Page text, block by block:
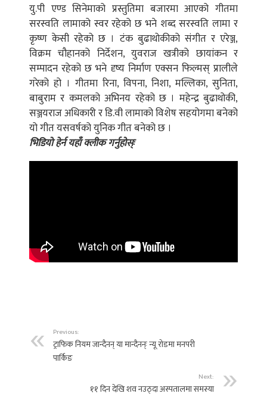
यु.पी एण्ड सिनेमाको प्रस्तुतिमा बजारमा आएको गीतमा
सरस्वति लामाको स्वर रहेको छ भने शब्द सरस्वति लामा र
कृष्ण केसी रहेको छ । टंक बुढाथोकीको संगीत र एरेञ्ज,
विक्रम चौहानको निर्देशन, युवराज खत्रीको छायांकन र
सम्पादन रहेको छ भने दृष्य निर्माण एक्सन फिल्मस् प्रालीले
गरेको हो । गीतमा रिना, विपना, निशा, मल्लिका, सुनिता,
बाबुराम र कमलको अभिनय रहेको छ । महेन्द्र बुढाथोकी,
सञ्जयराज अधिकारी र डि.वी लामाको विशेष सहयोगमा बनेको
यो गीत यसवर्षको युनिक गीत बनेको छ ।
भिडियो हेर्न यहाँ क्लीक गर्नुहोस्ः
Previous:
ट्राफिक नियम जान्दैनन् या मान्दैनन्ः न्यू रोडमा मनपरी
पार्किङ
Next:
११ दिन देखि शव नउठ्दा अस्पतालमा समस्या